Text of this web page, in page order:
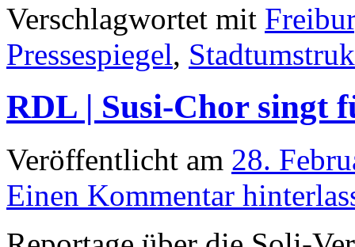
Verschlagwortet mit
Pressespiegel,
RDL | Susi-Chor singt
Veröffentlicht am 28.
Einen Kommentar